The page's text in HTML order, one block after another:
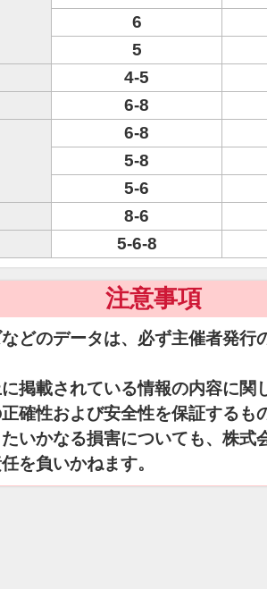
6
5
4-5
6-8
6-8
5-8
5-6
8-6
5-6-8
注意事項
どのデータは、必ず主催者発行
掲載されている情報の内容に関
確性および安全性を保証するも
いかなる損害についても、株式
を負いかねます。